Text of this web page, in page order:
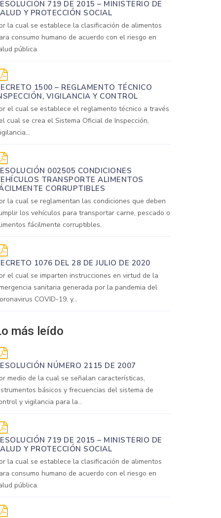
719 DE 2015 – MINISTERIO DE
Y PROTECCIÓN SOCIAL
la cual se establece la clasificación de alimentos
consumo humano de acuerdo con el riesgo en
pública.
1500 – REGLAMENTO TÉCNICO
VIGILANCIA Y CONTROL
el cual se establece el reglamento técnico a través
cual se crea el Sistema Oficial de Inspección,
002505 CONDICIONES
TRANSPORTE ALIMENTOS
CORRUPTIBLES
la cual se reglamentan las condiciones que deben
los vehículos para transportar carne, pescado o
fácilmente corruptibles.
1076 DEL 28 DE JULIO DE 2020
el cual se imparten instrucciones en virtud de la
sanitaria generada por la pandemia del
COVID-19, y...
más leído
NÚMERO 2115 DE 2007
medio de la cual se señalan características,
básicos y frecuencias del sistema de
y vigilancia para la...
719 DE 2015 – MINISTERIO DE
Y PROTECCIÓN SOCIAL
la cual se establece la clasificación de alimentos
consumo humano de acuerdo con el riesgo en
pública.